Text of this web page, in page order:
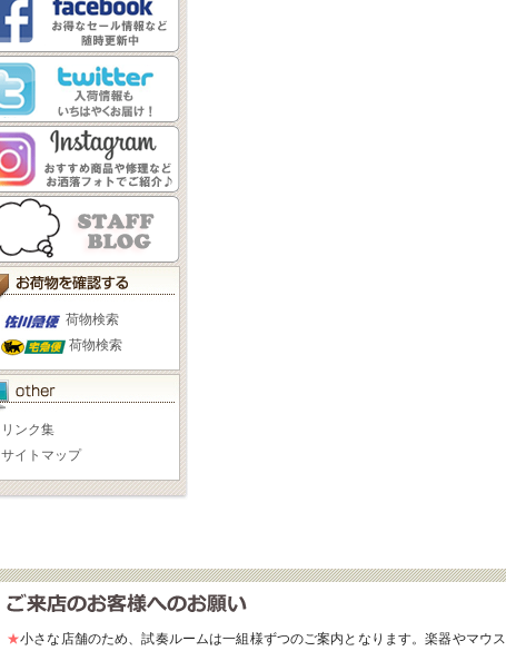
荷物検索
荷物検索
リンク集
サイトマップ
★小さな店舗のため、試奏ルームは一組様ずつのご案内となります。楽器やマウス